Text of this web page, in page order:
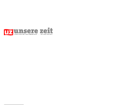
content